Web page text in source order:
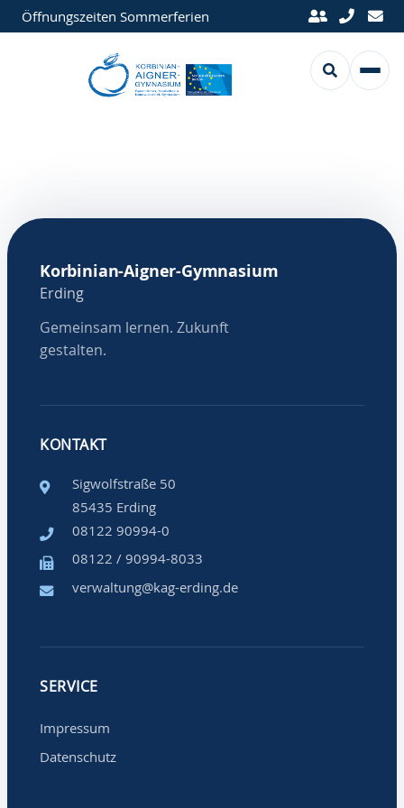
Öffnungszeiten Sommerferien
Korbinian-Aigner-Gymnasium
Erding
Gemeinsam lernen. Zukunft
gestalten.
KONTAKT
Sigwolfstraße 50
85435 Erding
08122 90994-0
08122 / 90994-8033
verwaltung@kag-erding.de
SERVICE
Impressum
Datenschutz